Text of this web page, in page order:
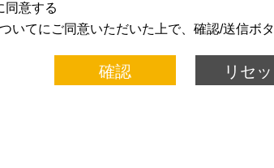
同意する
いてにご同意いただいた上で、確認/送信ボ